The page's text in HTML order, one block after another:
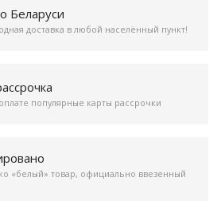
Беларуси
доставка в любой населённый пункт!
популярные карты рассрочки
«белый» товар, официально ввезенный